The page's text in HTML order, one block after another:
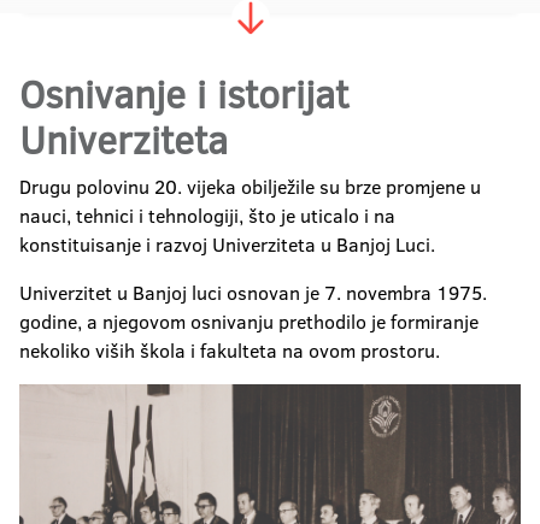
Osnivanje i istorijat
Univerziteta
Drugu polovinu 20. vijeka obilježile su brze promjene u
nauci, tehnici i tehnologiji, što je uticalo i na
konstituisanje i razvoj Univerziteta u Banjoj Luci.
Univerzitet u Banjoj luci osnovan je 7. novembra 1975.
godine, a njegovom osnivanju prethodilo je formiranje
nekoliko viših škola i fakulteta na ovom prostoru.